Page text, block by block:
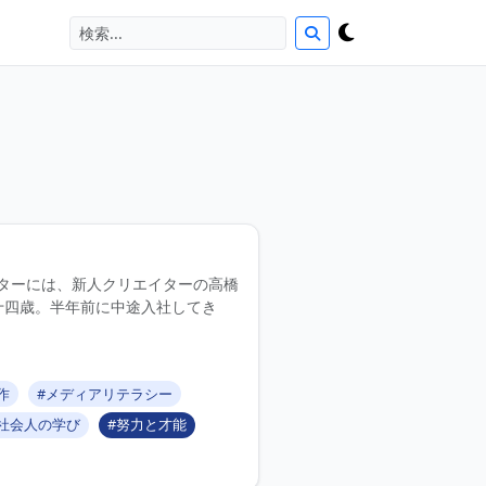
ーには、新人クリエイターの高橋
歳。半年前に中途入社してき
#メディアリテラシー
会人の学び
#努力と才能